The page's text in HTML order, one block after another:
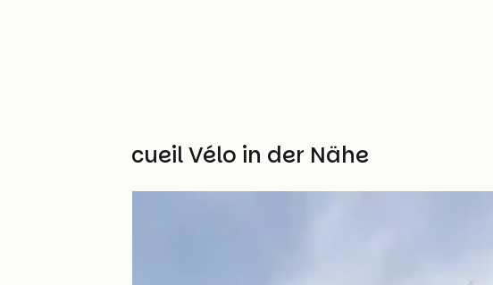
Weitere Accueil Vélo in der Nähe